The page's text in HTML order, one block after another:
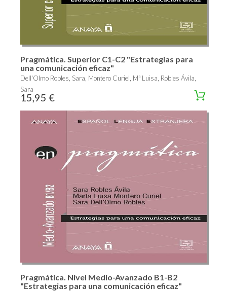
Pragmática. Superior C1-C2 "Estrategias para
una comunicación eficaz"
Dell'Olmo Robles, Sara, Montero Curiel, Mª Luisa, Robles Ávila,
Sara
15,95 €
Pragmática. Nivel Medio-Avanzado B1-B2
"Estrategias para una comunicación eficaz"